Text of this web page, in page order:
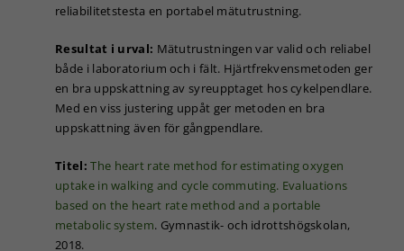
reliabilitetstesta en portabel mätutrustning.
Resultat i urval: Mätutrustningen var valid och reliabel
både i laboratorium och i fält. Hjärtfrekvensmetoden ger
en bra uppskattning av syreupptaget hos cykelpendlare.
Med en viss justering uppåt ger metoden en bra
uppskattning även för gångpendlare.
Titel: The heart rate method for estimating oxygen
uptake in walking and cycle commuting. Evaluations
based on the heart rate method and a portable
metabolic system. Gymnastik- och idrottshögskolan,
2018.